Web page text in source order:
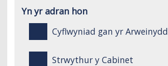
Yn yr adran hon
Cyflwyniad gan yr Arweinydd
Strwythur y Cabinet